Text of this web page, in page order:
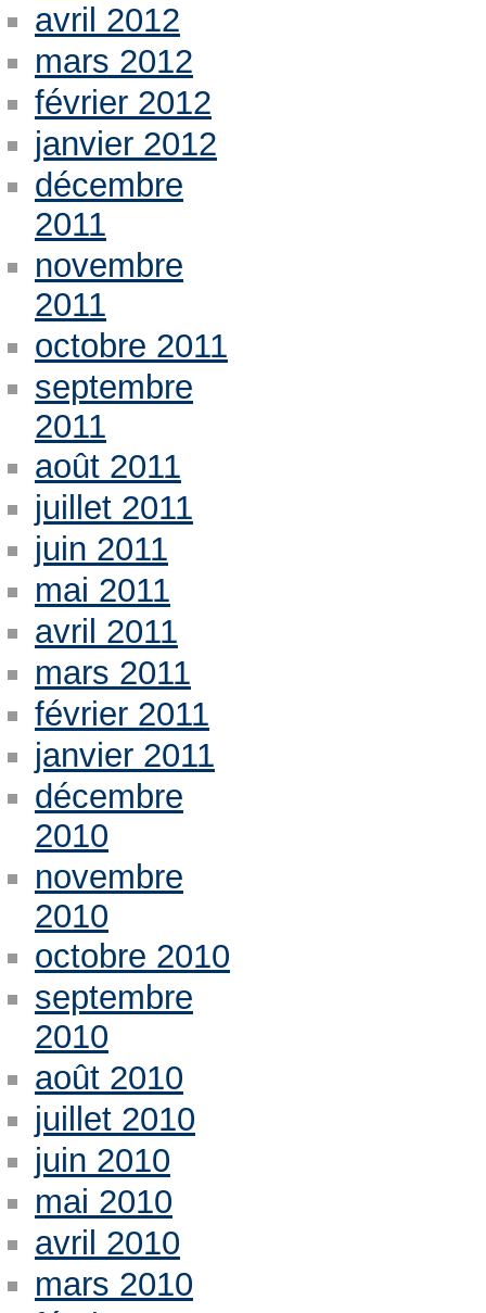
avril 2012
mars 2012
février 2012
janvier 2012
décembre
2011
novembre
2011
octobre 2011
septembre
2011
août 2011
juillet 2011
juin 2011
mai 2011
avril 2011
mars 2011
février 2011
janvier 2011
décembre
2010
novembre
2010
octobre 2010
septembre
2010
août 2010
juillet 2010
juin 2010
mai 2010
avril 2010
mars 2010